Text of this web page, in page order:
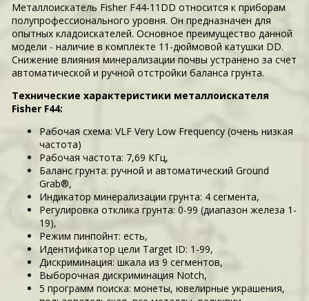
Металлоискатель Fisher F44-11DD относится к приборам
полупрофессионального уровня. Он предназначен для
опытных кладоискателей. Основное преимущество данной
модели - наличие в комплекте 11-дюймовой катушки DD.
Снижение влияния минерализации почвы устранено за счет
автоматической и ручной отстройки баланса грунта.
Технические характеристики металлоискателя
Fisher F44:
Рабочая схема: VLF Very Low Frequency (очень низкая
частота)
Рабочая частота: 7,69 КГц,
Баланс грунта: ручной и автоматический Ground
Grab®,
Индикатор минерализации грунта: 4 сегмента,
Регулировка отклика грунта: 0-99 (диапазон железа 1-
19),
Режим пинпойнт: есть,
Идентификатор цели Target ID: 1-99,
Дискриминация: шкала из 9 сегментов,
Выборочная дискриминация Notch,
5 программ поиска: монеты, ювелирные украшения,